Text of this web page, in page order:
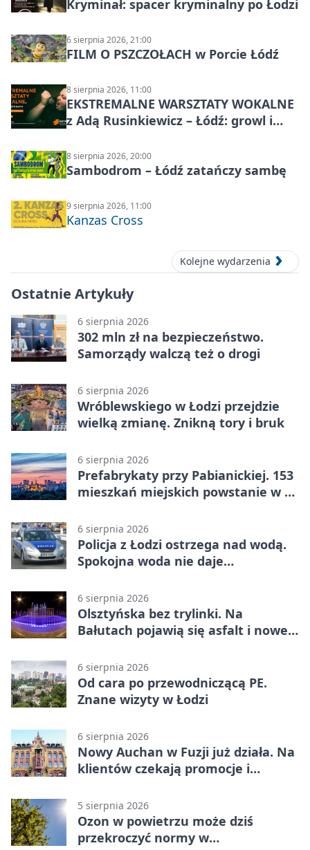
Kryminał: spacer kryminalny po Łodzi
6 sierpnia 2026, 21:00
FILM O PSZCZOŁACH w Porcie Łódź
8 sierpnia 2026, 11:00
EKSTREMALNE WARSZTATY WOKALNE
z Adą Rusinkiewicz – Łódź: growl i
8 sierpnia 2026, 20:00
Sambodrom – Łódź zatańczy sambę
9 sierpnia 2026, 11:00
Kanzas Cross
Kolejne wydarzenia
Ostatnie Artykuły
6 sierpnia 2026
302 mln zł na bezpieczeństwo.
Samorządy walczą też o drogi
6 sierpnia 2026
Wróblewskiego w Łodzi przejdzie
wielką zmianę. Znikną tory i bruk
6 sierpnia 2026
Prefabrykaty przy Pabianickiej. 153
mieszkań miejskich powstanie w 15
6 sierpnia 2026
Policja z Łodzi ostrzega nad wodą.
Spokojna woda nie daje
6 sierpnia 2026
Olsztyńska bez trylinki. Na
Bałutach pojawią się asfalt i nowe
6 sierpnia 2026
Od cara po przewodniczącą PE.
Znane wizyty w Łodzi
6 sierpnia 2026
Nowy Auchan w Fuzji już działa. Na
klientów czekają promocje i
5 sierpnia 2026
Ozon w powietrzu może dziś
przekroczyć normy w